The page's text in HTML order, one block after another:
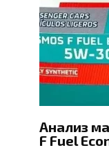
Анализ
F Fuel